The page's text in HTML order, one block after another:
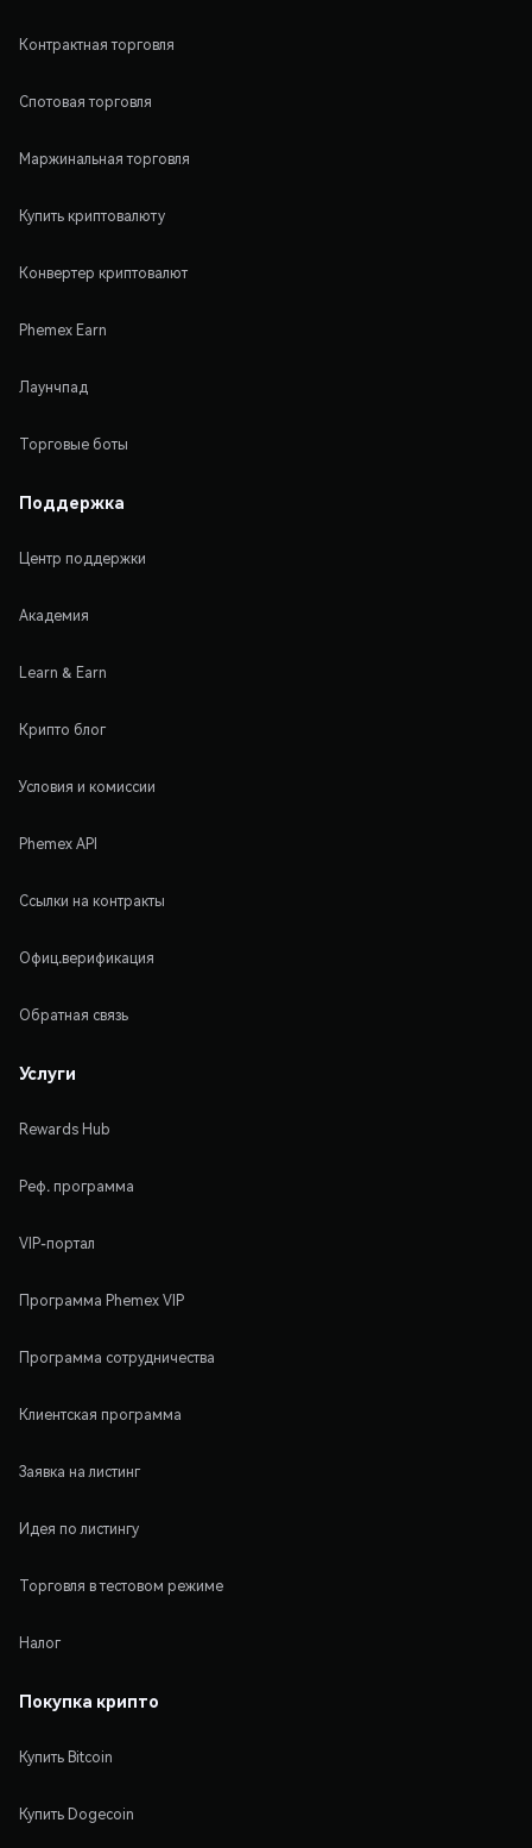
Контрактная торговля
Спотовая торговля
Маржинальная торговля
Купить криптовалюту
Конвертер криптовалют
Phemex Earn
Лаунчпад
Торговые боты
Поддержка
Центр поддержки
Академия
Learn & Earn
Крипто блог
Условия и комиссии
Phemex API
Ссылки на контракты
Офиц.верификация
Обратная связь
Услуги
Rewards Hub
Реф. программа
VIP-портал
Программа Phemex VIP
Программа сотрудничества
Клиентская программа
Заявка на листинг
Идея по листингу
Торговля в тестовом режиме
Налог
Покупка крипто
Купить Bitcoin
Купить Dogecoin